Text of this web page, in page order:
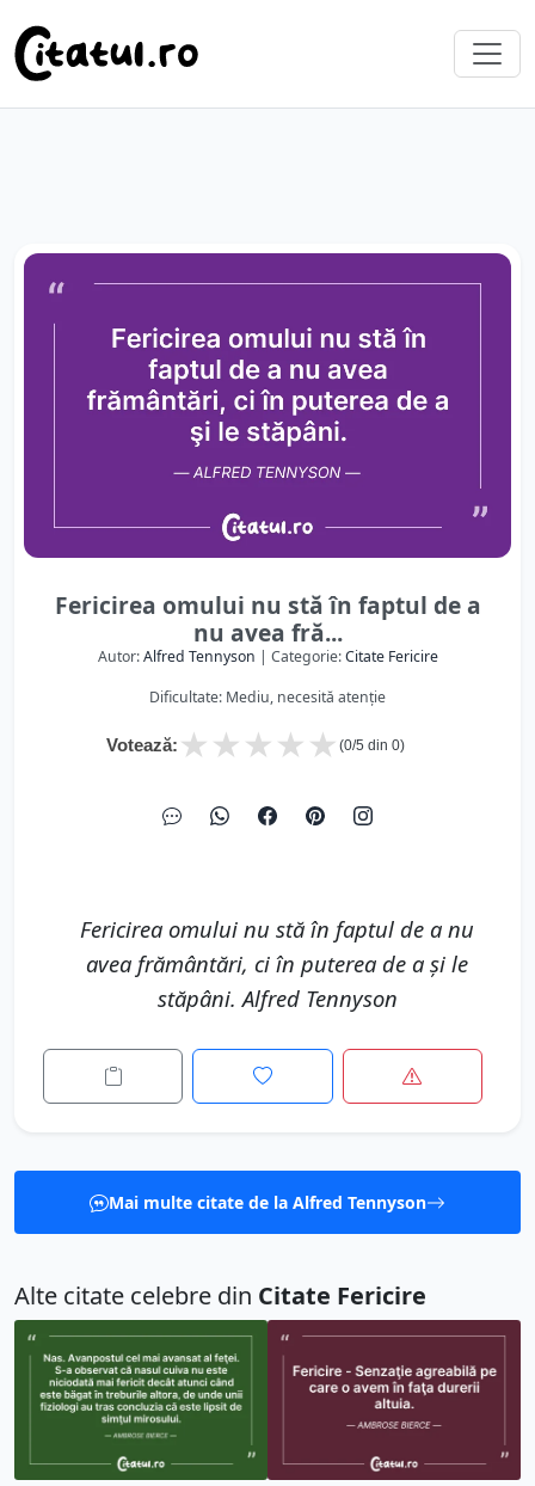
Fericirea omului nu stă în faptul de a
nu avea fră...
Autor:Alfred Tennyson | Categorie:Citate Fericire
Dificultate: Mediu, necesită atenție
Votează: ★
★
★
★
★ (0/5 din 0)
Fericirea omului nu stă în faptul de a nu
avea frământări, ci în puterea de a şi le
stăpâni. Alfred Tennyson
Mai multe citate de la Alfred Tennyson
Alte citate celebre din Citate Fericire